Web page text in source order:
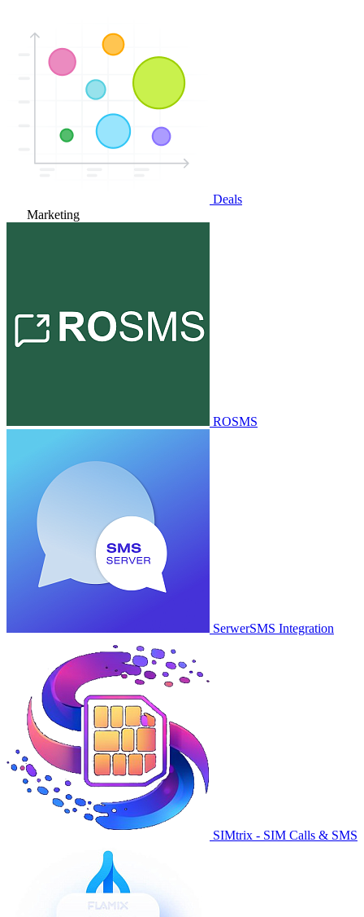
Deals
Marketing
ROSMS
SerwerSMS Integration
SIMtrix - SIM Calls & SMS